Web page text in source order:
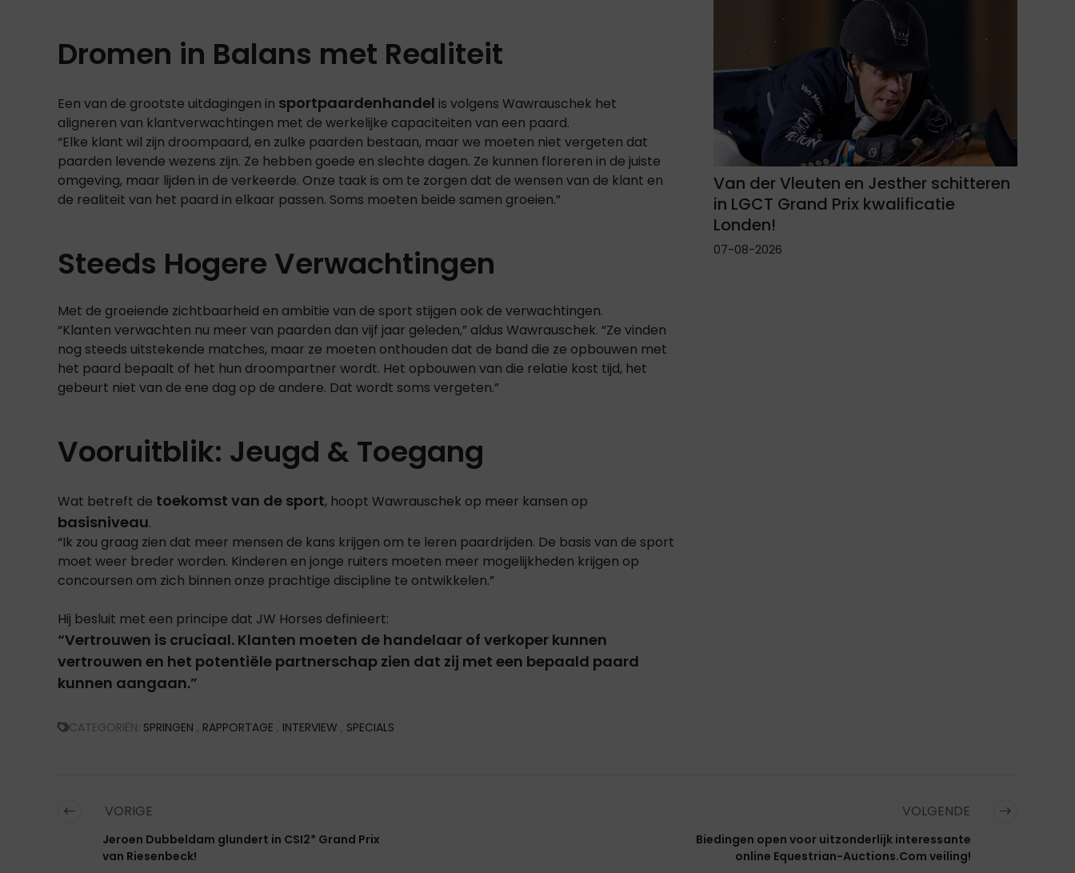
Dromen in Balans met Realiteit
Een van de grootste uitdagingen in sportpaardenhandel is volgens Wawrauschek het
aligneren van klantverwachtingen met de werkelijke capaciteiten van een paard.
“Elke klant wil zijn droompaard, en zulke paarden bestaan, maar we moeten niet vergeten dat
paarden levende wezens zijn. Ze hebben goede en slechte dagen. Ze kunnen floreren in de juiste
omgeving, maar lijden in de verkeerde. Onze taak is om te zorgen dat de wensen van de klant en
de realiteit van het paard in elkaar passen. Soms moeten beide samen groeien.”
Steeds Hogere Verwachtingen
Met de groeiende zichtbaarheid en ambitie van de sport stijgen ook de verwachtingen.
“Klanten verwachten nu meer van paarden dan vijf jaar geleden,” aldus Wawrauschek. “Ze vinden
nog steeds uitstekende matches, maar ze moeten onthouden dat de band die ze opbouwen met
het paard bepaalt of het hun droompartner wordt. Het opbouwen van die relatie kost tijd, het
gebeurt niet van de ene dag op de andere. Dat wordt soms vergeten.”
Vooruitblik: Jeugd & Toegang
Wat betreft de toekomst van de sport, hoopt Wawrauschek op meer kansen op
basisniveau.
“Ik zou graag zien dat meer mensen de kans krijgen om te leren paardrijden. De basis van de sport
moet weer breder worden. Kinderen en jonge ruiters moeten meer mogelijkheden krijgen op
concoursen om zich binnen onze prachtige discipline te ontwikkelen.”
Hij besluit met een principe dat JW Horses definieert:
“Vertrouwen is cruciaal. Klanten moeten de handelaar of verkoper kunnen
vertrouwen en het potentiële partnerschap zien dat zij met een bepaald paard
kunnen aangaan.”
Van der Vleuten en Jesther schitteren
in LGCT Grand Prix kwalificatie
Londen!
07-08-2026
CATEGORIËN: SPRINGEN , RAPPORTAGE , INTERVIEW , SPECIALS
VORIGE
Jeroen Dubbeldam glundert in CSI2* Grand Prix
van Riesenbeck!
VOLGENDE
Biedingen open voor uitzonderlijk interessante
online Equestrian-Auctions.Com veiling!